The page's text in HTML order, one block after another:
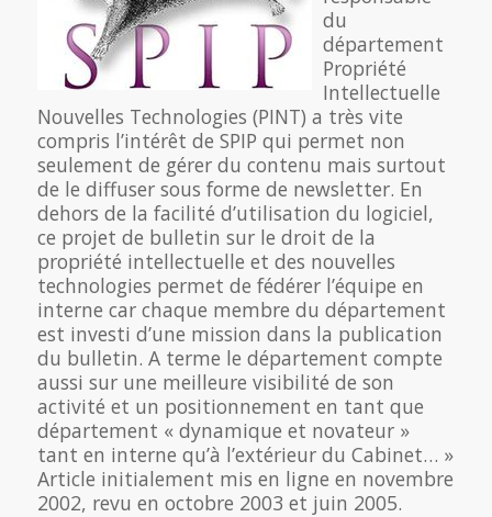
du
département
Propriété
Intellectuelle
Nouvelles Technologies (PINT) a très vite
compris l’intérêt de SPIP qui permet non
seulement de gérer du contenu mais surtout
de le diffuser sous forme de newsletter. En
dehors de la facilité d’utilisation du logiciel,
ce projet de bulletin sur le droit de la
propriété intellectuelle et des nouvelles
technologies permet de fédérer l’équipe en
interne car chaque membre du département
est investi d’une mission dans la publication
du bulletin. A terme le département compte
aussi sur une meilleure visibilité de son
activité et un positionnement en tant que
département « dynamique et novateur »
tant en interne qu’à l’extérieur du Cabinet… »
Article initialement mis en ligne en novembre
2002, revu en octobre 2003 et juin 2005.